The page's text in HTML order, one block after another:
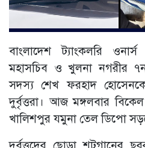
বাংলাদেশ ট্যাংকলরি
মহাসচিব ও খুলনা নগরীর
সদস্য শেখ ফরহাদ
দুর্বৃত্তরা। আজ মঙ্গলবার
খালিশপুর যমুনা তেল ডিপো
দুর্বৃত্তদের ছোড়া শটগানের